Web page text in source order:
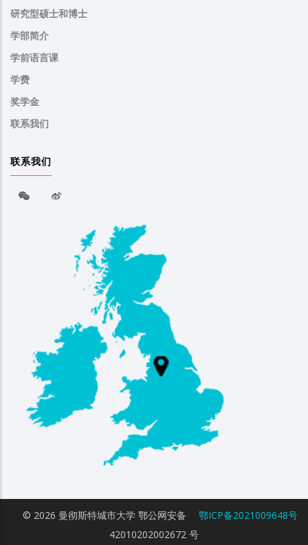
研究型硕士和博士
学部简介
学前语言课
学费
奖学金
联系我们
联系我们
© 2026 曼彻斯特城市大学 鄂ICP备2021009648号
鄂公网安备
42010202002672 号